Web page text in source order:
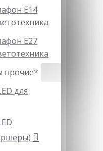
Е14
Е27
прочие*
для